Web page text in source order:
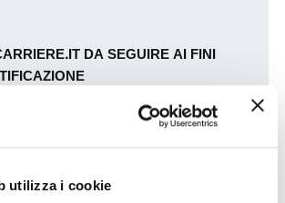
utilizza i cookie
DA SEGUIRE AI FINI